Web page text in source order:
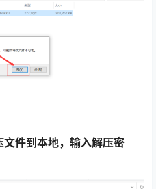
件到本地，输入解压密